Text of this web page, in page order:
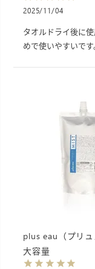
2025/11/04
タオルドライ後に
めで使いやすいで
plus eau（プリ
大容量